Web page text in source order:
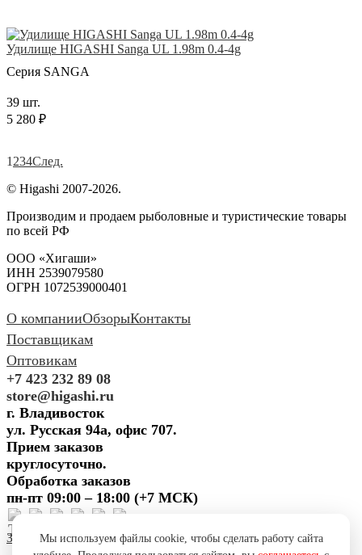
Удилище HIGASHI Sanga UL 1.98m 0.4-4g
Серия SANGA
39 шт.
5 280 ₽
1 234След.
© Higashi 2007-2026.
Производим и продаем рыболовные и туристические товары
по всей РФ
ООО «Хигаши»
ИНН 2539079580
ОГРН 1072539000401
О компанииОбзорыКонтакты
Поставщикам
Оптовикам
+7 423 232 89 08
store@higashi.ru
г. Владивосток
ул. Русская 94а, офис 707.
Прием заказов
круглосуточно.
Обработка заказов
пн-пт 09:00 – 18:00 (+7 МСК)
Задать вопросПредложить
Мы используем файлы cookie, чтобы сделать работу сайта